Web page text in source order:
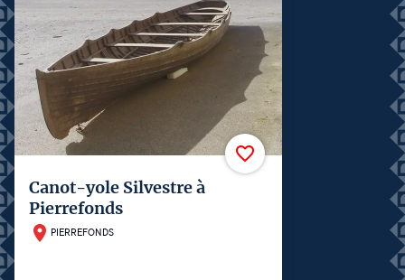
Canot-yole Silvestre à
Pierrefonds
PIERREFONDS